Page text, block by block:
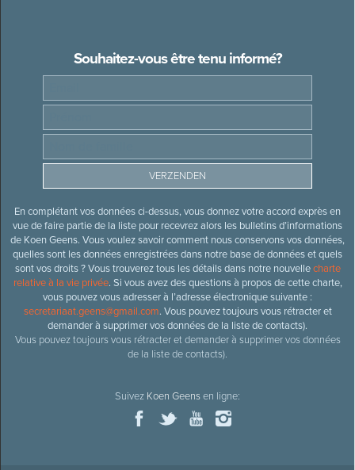
Souhaitez-vous être tenu informé?
En complétant vos données ci-dessus, vous donnez votre accord exprès en
vue de faire partie de la liste pour recevrez alors les bulletins d’informations
de Koen Geens. Vous voulez savoir comment nous conservons vos données,
quelles sont les données enregistrées dans notre base de données et quels
sont vos droits ? Vous trouverez tous les détails dans notre nouvellecharte
relative à la vie privée. Si vous avez des questions à propos de cette charte,
vous pouvez vous adresser à l’adresse électronique suivante :
secretariaat.geens@gmail.com. Vous pouvez toujours vous rétracter et
demander à supprimer vos données de la liste de contacts).
Vous pouvez toujours vous rétracter et demander à supprimer vos données
de la liste de contacts).
Suivez Koen Geensen ligne: